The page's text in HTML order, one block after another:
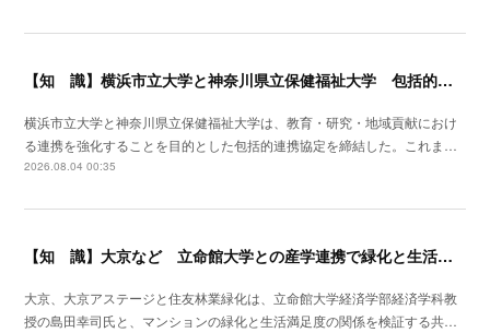
【知 識】横浜市立大学と神奈川県立保健福祉大学 包括的連携協定を締結
横浜市立大学と神奈川県立保健福祉大学は、教育・研究・地域貢献におけ
る連携を強化することを目的とした包括的連携協定を締結した。これま…
2026.08.04 00:35
【知 識】大京など 立命館大学との産学連携で緑化と生活満足度の関係を可視化
大京、大京アステージと住友林業緑化は、立命館大学経済学部経済学科教
授の島田幸司氏と、マンションの緑化と生活満足度の関係を検証する共…